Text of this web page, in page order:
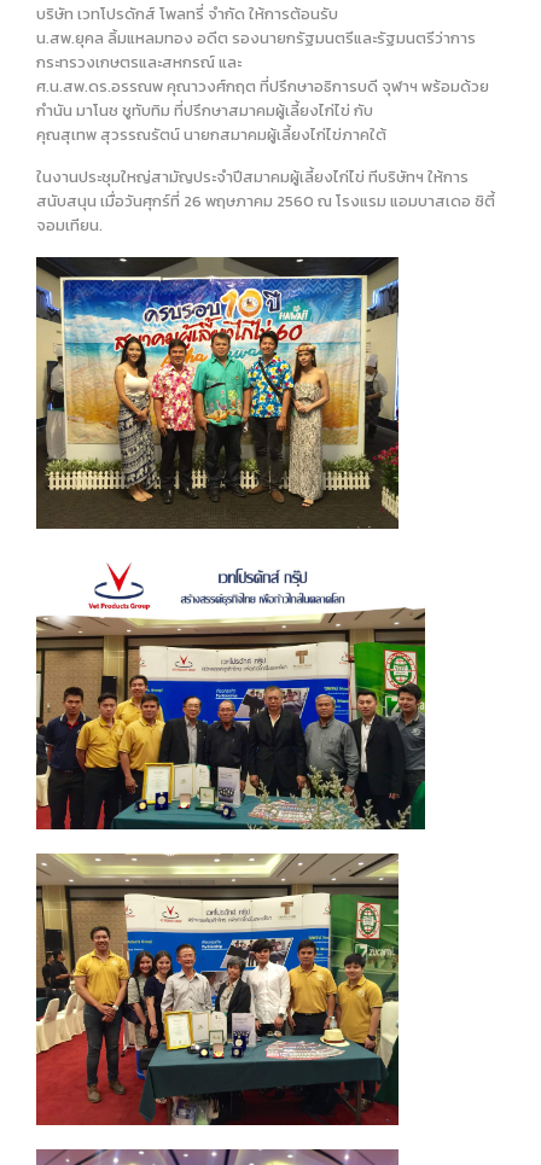
บริษัท เวทโปรดักส์ โพลทรี่ จำกัด ให้การต้อนรับ
น.สพ.ยุคล ลิ้มแหลมทอง อดีต รองนายกรัฐมนตรีและรัฐมนตรีว่าการ
กระทรวงเกษตรและสหกรณ์ และ
ศ.น.สพ.ดร.อรรณพ คุณาวงศ์กฤต ที่ปรึกษาอธิการบดี จุฬาฯ พร้อมด้วย
กำนัน มาโนช ชูทับทิม ที่ปรึกษาสมาคมผู้เลี้ยงไก่ไข่ กับ
คุณสุเทพ สุวรรณรัตน์ นายกสมาคมผู้เลี้ยงไก่ไข่ภาคใต้
ในงานประชุมใหญ่สามัญประจำปีสมาคมผู้เลี้ยงไก่ไข่ ทีบริษัทฯ ให้การ
สนับสนุน เมื่อวันศุกร์ที่ 26 พฤษภาคม 2560 ณ โรงแรม แอมบาสเดอ ซิตี้
จอมเทียน.